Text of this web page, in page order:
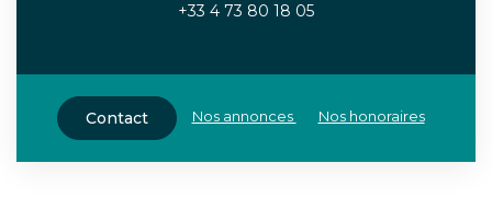
+33 4 73 80 18 05
Contact Nos annonces Nos honoraires